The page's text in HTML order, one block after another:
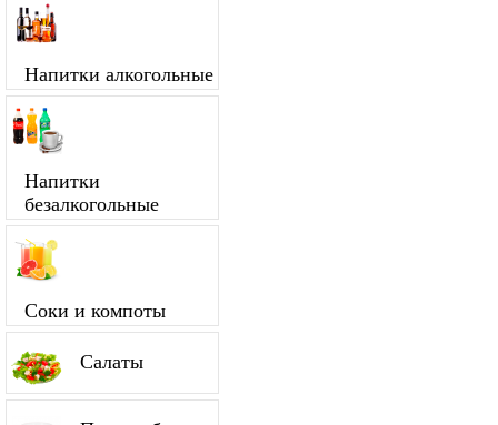
Напитки алкогольные
Напитки
безалкогольные
Соки и компоты
Салаты